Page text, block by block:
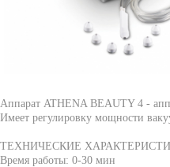
Аппарат ATHENA BEAUTY 4 -
Имеет регулировку мощности
ТЕХНИЧЕСКИЕ
Время работы: 0-30 мин